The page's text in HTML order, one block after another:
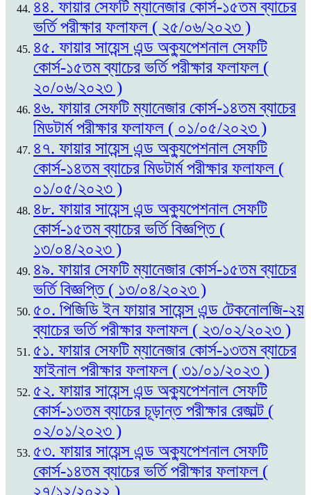
৪৪. ফায়ার সেফটি ম্যানেজার কোর্স-১৫তম ব্যাচের
ভর্তি পরীক্ষার ফলাফল ( ২৫/০৬/২০২৩ )
৪৫. ফায়ার সায়েন্স এন্ড অক্যুপেশনাল সেফটি
কোর্স-১৫তম ব্যাচের ভর্তি পরীক্ষার ফলাফল (
২০/০৬/২০২৩ )
৪৬. ফায়ার সেফটি ম্যানেজার কোর্স-১৪তম ব্যাচের
মিডটার্ম পরীক্ষার ফলাফল ( ০১/০৫/২০২৩ )
৪৭. ফায়ার সায়েন্স এন্ড অক্যুপেশনাল সেফটি
কোর্স-১৪তম ব্যাচের মিডটার্ম পরীক্ষার ফলাফল (
০১/০৫/২০২৩ )
৪৮. ফায়ার সায়েন্স এন্ড অক্যুপেশনাল সেফটি
কোর্স-১৫তম ব্যাচের ভর্তি বিজ্ঞপ্তি (
১৩/০৪/২০২৩ )
৪৯. ফায়ার সেফটি ম্যানেজার কোর্স-১৫তম ব্যাচের
ভর্তি বিজ্ঞপ্তি ( ১৩/০৪/২০২৩ )
৫০. পিজিডি ইন ফায়ার সায়েন্স এন্ড টেকনোলজি-২য়
ব্যাচের ভর্তি পরীক্ষার ফলাফল ( ২৩/০২/২০২৩ )
৫১. ফায়ার সেফটি ম্যানেজার কোর্স-১৩তম ব্যাচের
ফাইনাল পরীক্ষার ফলাফল ( ৩১/০১/২০২৩ )
৫২. ফায়ার সায়েন্স এন্ড অক্যুপেশনাল সেফটি
কোর্স-১৩তম ব্যাচের চূড়ান্ত পরীক্ষার রেজাল্ট (
০২/০১/২০২৩ )
৫৩. ফায়ার সায়েন্স এন্ড অক্যুপেশনাল সেফটি
কোর্স-১৪তম ব্যাচের ভর্তি পরীক্ষার ফলাফল (